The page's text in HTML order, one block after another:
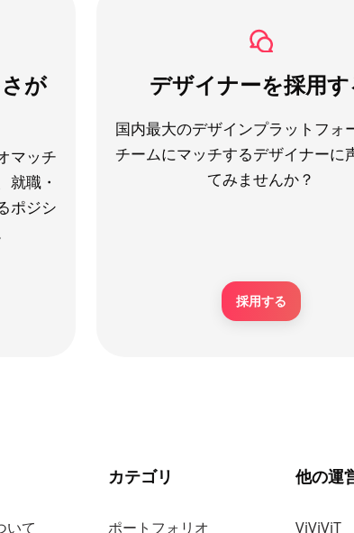
が
マッチ
就職・
ポジシ
デザイナーを採用す
国内最大のデザインプラットフォ
チームにマッチするデザイナーに
てみませんか？
採用する
いて
カテゴリ
ポートフォリオ
他の運
ViViViT